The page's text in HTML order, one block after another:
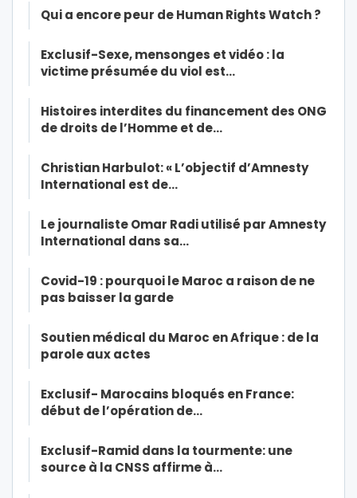
Qui a encore peur de Human Rights Watch ?
Exclusif-Sexe, mensonges et vidéo : la
victime présumée du viol est…
Histoires interdites du financement des ONG
de droits de l’Homme et de…
Christian Harbulot: « L’objectif d’Amnesty
International est de…
Le journaliste Omar Radi utilisé par Amnesty
International dans sa…
Covid-19 : pourquoi le Maroc a raison de ne
pas baisser la garde
Soutien médical du Maroc en Afrique : de la
parole aux actes
Exclusif- Marocains bloqués en France:
début de l’opération de…
Exclusif-Ramid dans la tourmente: une
source à la CNSS affirme à…